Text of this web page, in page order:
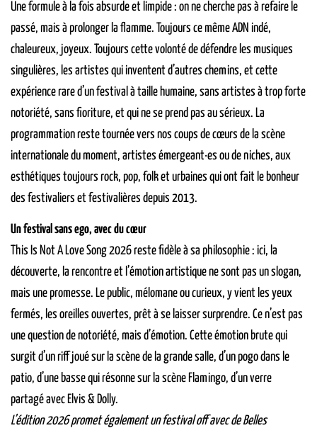
Une formule à la fois absurde et limpide : on ne cherche pas à refaire le
passé, mais à prolonger la flamme. Toujours ce même ADN indé,
chaleureux, joyeux. Toujours cette volonté de défendre les musiques
singulières, les artistes qui inventent d’autres chemins, et cette
expérience rare d’un festival à taille humaine, sans artistes à trop forte
notoriété, sans fioriture, et qui ne se prend pas au sérieux. La
programmation reste tournée vers nos coups de cœurs de la scène
internationale du moment, artistes émergeant·es ou de niches, aux
esthétiques toujours rock, pop, folk et urbaines qui ont fait le bonheur
des festivaliers et festivalières depuis 2013.
Un festival sans ego, avec du cœur
This Is Not A Love Song 2026 reste fidèle à sa philosophie : ici, la
découverte, la rencontre et l’émotion artistique ne sont pas un slogan,
mais une promesse. Le public, mélomane ou curieux, y vient les yeux
fermés, les oreilles ouvertes, prêt à se laisser surprendre. Ce n’est pas
une question de notoriété, mais d’émotion. Cette émotion brute qui
surgit d’un riff joué sur la scène de la grande salle, d’un pogo dans le
patio, d’une basse qui résonne sur la scène Flamingo, d’un verre
partagé avec Elvis & Dolly.
L’édition 2026 promet également un festival off avec de Belles